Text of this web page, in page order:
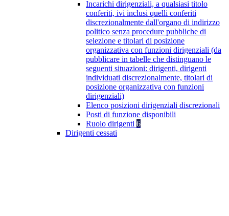
Incarichi dirigenziali, a qualsiasi titolo
conferiti, ivi inclusi quelli conferiti
discrezionalmente dall'organo di indirizzo
politico senza procedure pubbliche di
selezione e titolari di posizione
organizzativa con funzioni dirigenziali (da
pubblicare in tabelle che distinguano le
seguenti situazioni: dirigenti, dirigenti
individuati discrezionalmente, titolari di
posizione organizzativa con funzioni
dirigenziali)
Elenco posizioni dirigenziali discrezionali
Posti di funzione disponibili
Ruolo dirigenti 6
Dirigenti cessati